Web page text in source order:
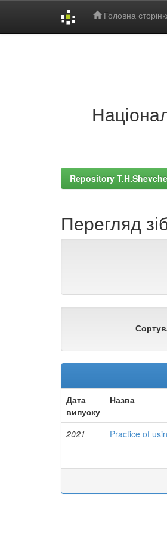
Головна
Repository
Перегляд
Дата
випуску
Назва
2021 Practice of